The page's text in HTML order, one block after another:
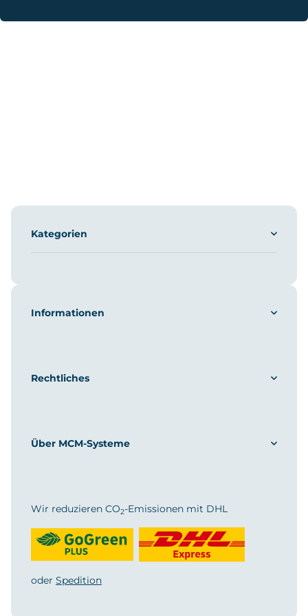
Kategorien
Informationen
Rechtliches
Über MCM-Systeme
Wir reduzieren CO2-Emissionen mit DHL
oder Spedition